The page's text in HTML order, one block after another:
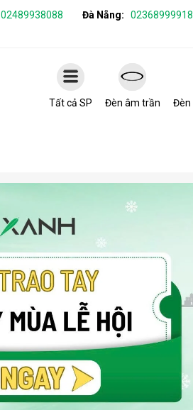
02489938088 Đà Nẵng: 02368999918
Tất cả SP Đèn âm trần Đèn